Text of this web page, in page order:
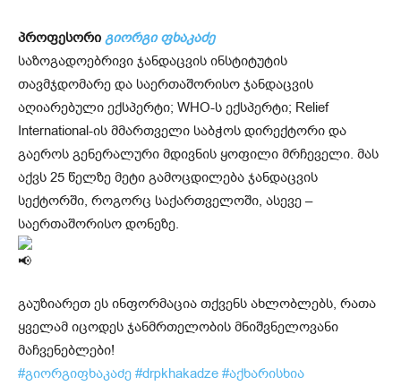
პროფესორი გიორგი ფხაკაძე
საზოგადოებრივი ჯანდაცვის ინსტიტუტის
თავმჯდომარე და საერთაშორისო ჯანდაცვის
აღიარებული ექსპერტი; WHO-ს ექსპერტი; Relief
International-ის მმართველი საბჭოს დირექტორი და
გაეროს გენერალური მდივნის ყოფილი მრჩეველი. მას
აქვს 25 წელზე მეტი გამოცდილება ჯანდაცვის
სექტორში, როგორც საქართველოში, ასევე –
საერთაშორისო დონეზე.
გაუზიარეთ ეს ინფორმაცია თქვენს ახლობლებს, რათა
ყველამ იცოდეს ჯანმრთელობის მნიშვნელოვანი
მაჩვენებლები!
#გიორგიფხაკაძე #drpkhakadze #აქხარისხია